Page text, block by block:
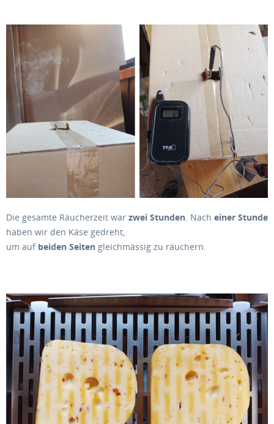
Die gesamte Räucherzeit war zwei Stunden. Nach einer Stunde
haben wir den Käse gedreht,
um auf beiden Seiten gleichmässig zu räuchern.